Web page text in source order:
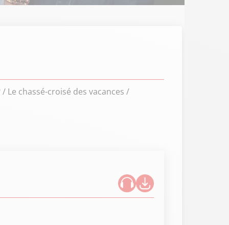
Le chassé-croisé des vacances /